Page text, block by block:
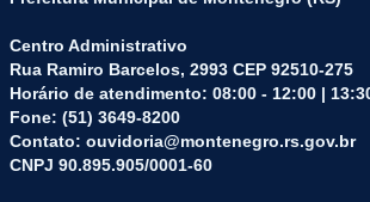
Centro Administrativo
Rua Ramiro Barcelos, 2993 CEP 92510-275
Horário de atendimento: 08:00 - 12:00 |
Fone: (51) 3649-8200
Contato: ouvidoria@montenegro.rs.gov.br
CNPJ 90.895.905/0001-60